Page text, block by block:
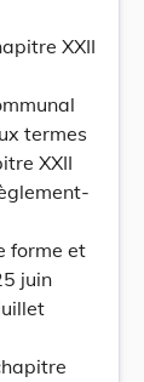
XXII
termes
XXII
forme et
juin